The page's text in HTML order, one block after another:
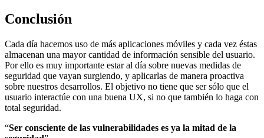
Conclusión
Cada día hacemos uso de más aplicaciones móviles y cada vez éstas
almacenan una mayor cantidad de información sensible del usuario.
Por ello es muy importante estar al día sobre nuevas medidas de
seguridad que vayan surgiendo, y aplicarlas de manera proactiva
sobre nuestros desarrollos. El objetivo no tiene que ser sólo que el
usuario interactúe con una buena UX, si no que también lo haga con
total seguridad.
“Ser consciente de las vulnerabilidades es ya la mitad de la